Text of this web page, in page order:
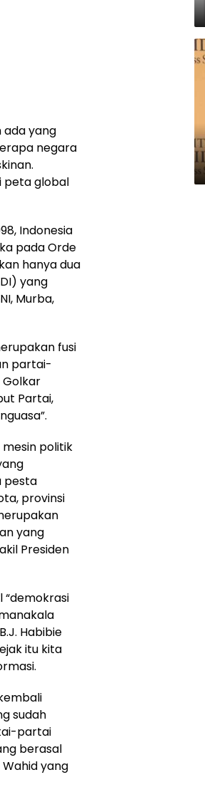
ada yang
negara
peta global
Indonesia
pada Orde
hanya dua
yang
Murba,
fusi
partai-
Golkar
Partai,
politik
pesta
provinsi
yang
Presiden
Habibie
itu kita
sudah
partai
berasal
yang